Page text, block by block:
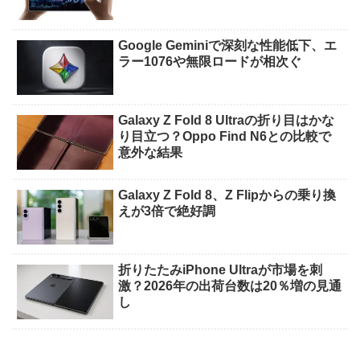
Google Geminiで深刻な性能低下、エ
ラー1076や無限ロードが相次ぐ
Galaxy Z Fold 8 Ultraの折り目はかな
り目立つ？Oppo Find N6との比較で
意外な結果
Galaxy Z Fold 8、Z Flipからの乗り換
えが3倍で絶好調
折りたたみiPhone Ultraが市場を刺
激？2026年の出荷台数は20％増の見通
し